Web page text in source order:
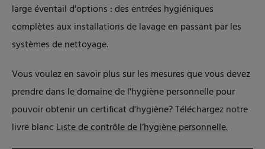
large éventail d'options : des entrées hygiéniques
complètes aux installations de lavage en passant par les
systèmes de nettoyage.
Vous voulez en savoir plus sur les mesures que vous devez
prendre dans le domaine de l'hygiène personnelle pour
pouvoir obtenir un certificat d'hygiène? Téléchargez notre
livre blancListe de contrôle de l’hygiène personnelle.